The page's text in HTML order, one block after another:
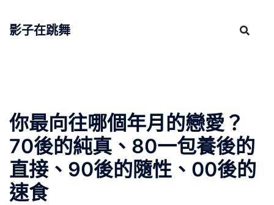
影子在跳舞
你最向往哪個年月的戀愛？
70後的純真、80一包養後的
直接、90後的隨性、00後的
速食